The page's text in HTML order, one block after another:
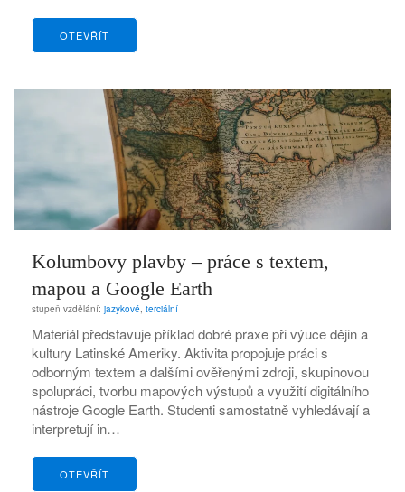
OTEVŘÍT
Kolumbovy plavby – práce s textem,
mapou a Google Earth
stupeň vzdělání: jazykové, terciální
Materiál představuje příklad dobré praxe při výuce dějin a
kultury Latinské Ameriky. Aktivita propojuje práci s
odborným textem a dalšími ověřenými zdroji, skupinovou
spolupráci, tvorbu mapových výstupů a využití digitálního
nástroje Google Earth. Studenti samostatně vyhledávají a
interpretují in…
OTEVŘÍT